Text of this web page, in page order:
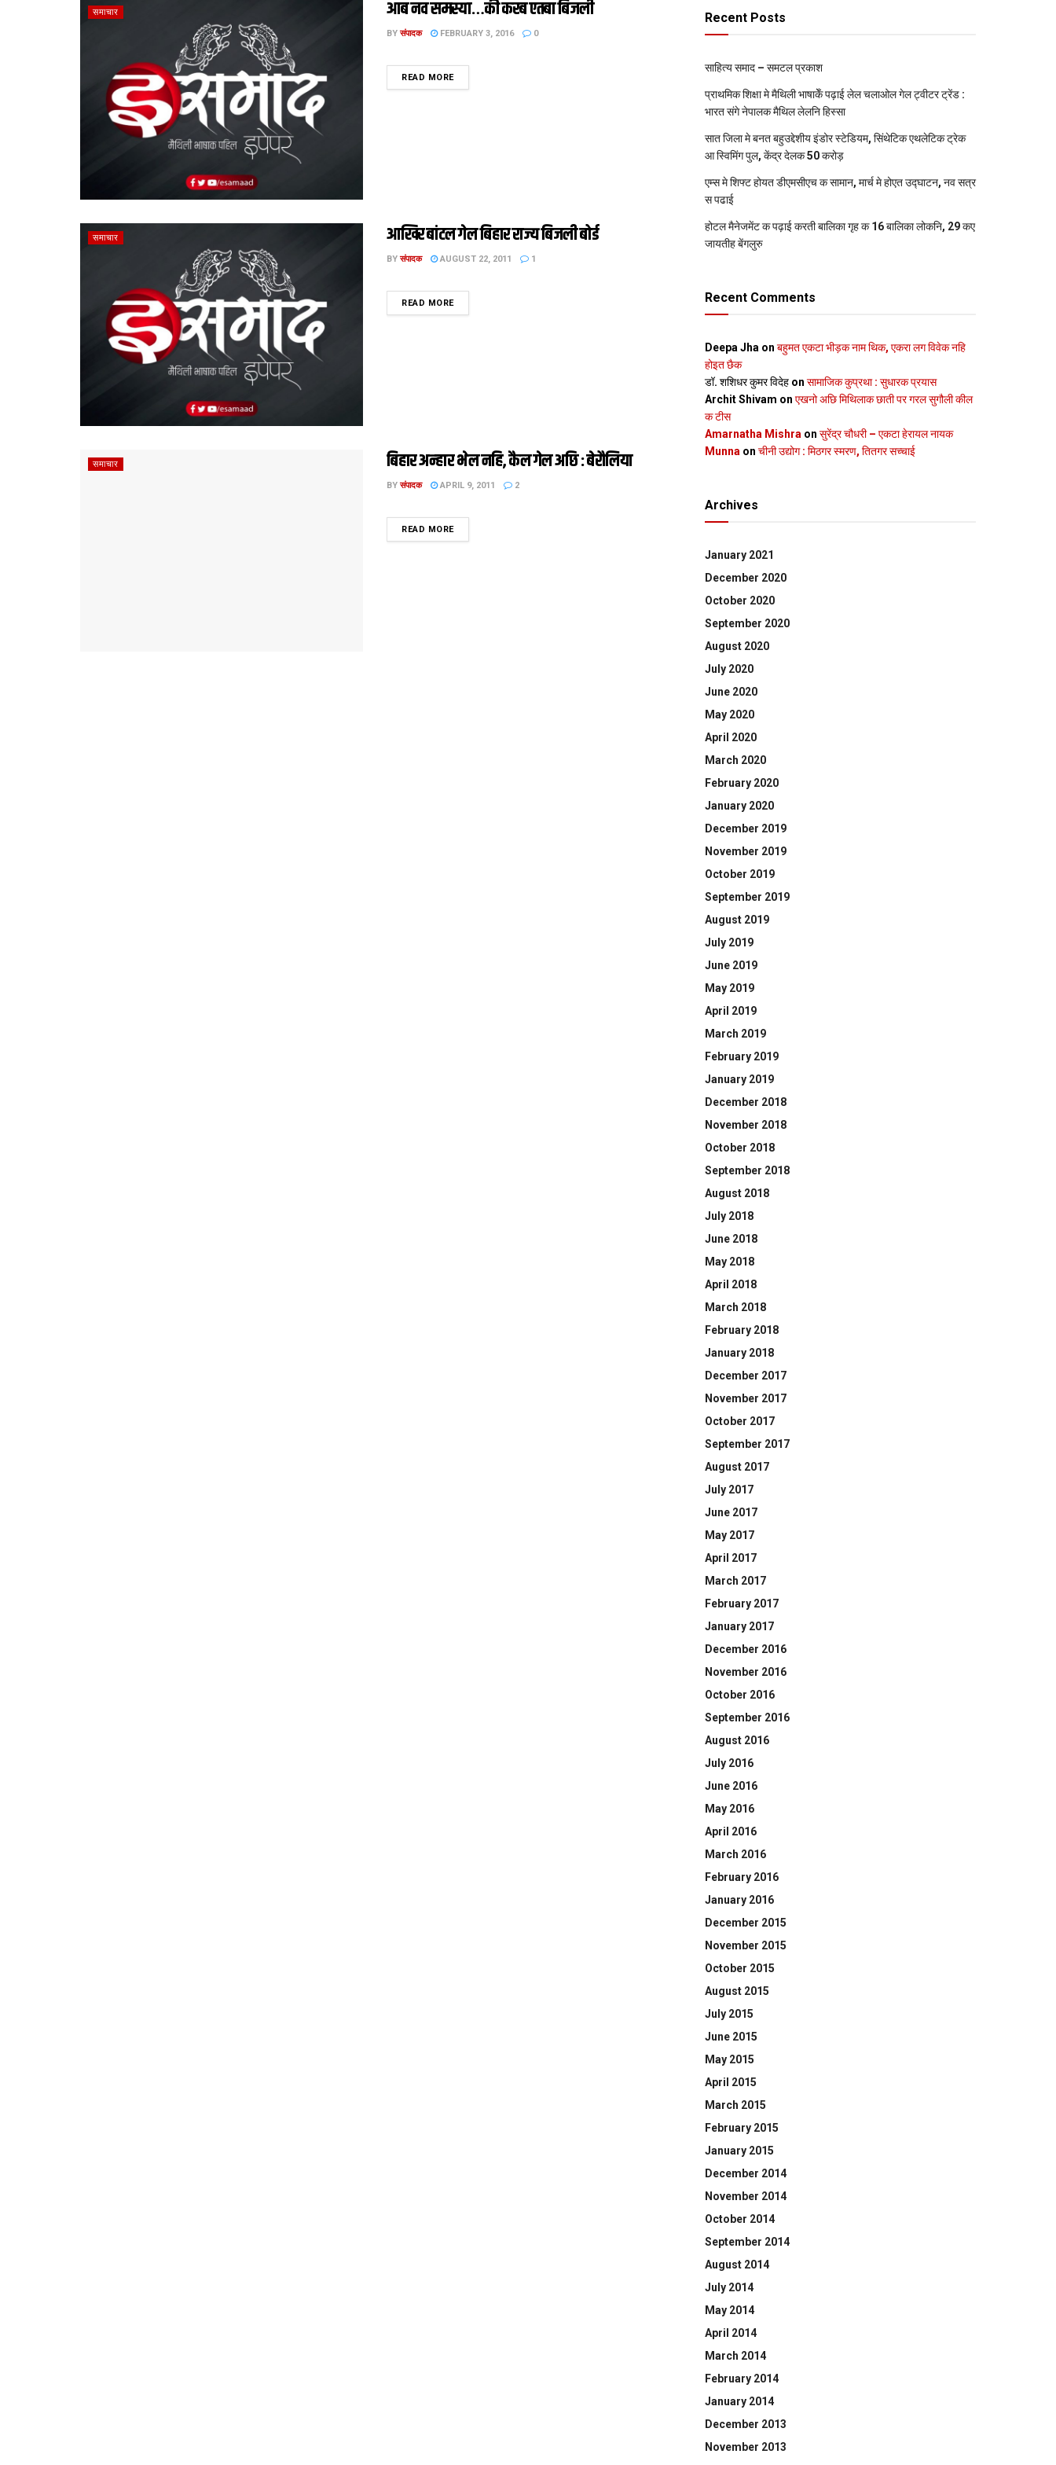
समाचार आब नव समस्या…की करब एतबा बिजली
BY संपादक FEBRUARY 3, 2016 0
READ MOREDETAILS
समाचार आखिर बांटल गेल बिहार राज्य बिजली बोर्ड
BY संपादक AUGUST 22, 2011 1
READ MOREDETAILS
समाचार बिहार अन्‍हार भेल नहि, कैल गेल अछि : बेरौलिया
BY संपादक APRIL 9, 2011 2
READ MOREDETAILS
Recent Posts
साहित्य समाद – समटल प्रकाश
प्राथमिक शि‍क्षा मे मैथि‍ली भाषाकेँ पढ़ाई लेल चलाओल गेल ट्वीटर ट्रेंड :
भारत संगे नेपालक मैथिल लेलनि हिस्सा
सात जिला मे बनत बहुउद्देशीय इंडोर स्‍टेडि‍यम, सिंथेटिक एथलेटिक ट्रेक
आ स्विमिंग पुल, केंद्र देलक 50 करोड़
एम्स मे शिफ्ट होयत डीएमसीएच क सामान, मार्च मे होएत उद्घाटन, नव सत्र
स पढाई
होटल मैनेजमेंट क पढ़ाई करती बालिका गृह क 16 बालिका लोकनि, 29 कए
जायतीह बेंगलुरु
Recent Comments
Deepa Jha on बहुमत एकटा भीड़क नाम थिक, एकरा लग विवेक नहि
होइत छैक
डॉ. शशिधर कुमर विदेह on सामाजिक कुप्रथा : सुधारक प्रयास
Archit Shivam on एखनो अछि मिथिलाक छाती पर गरल सुगौली कील
क टीस
Amarnatha Mishra on सुरेंद्र चौधरी – एकटा हेरायल नायक
Munna on चीनी उद्योग : मिठगर स्‍मरण, तितगर सच्‍चाई
Archives
January 2021
December 2020
October 2020
September 2020
August 2020
July 2020
June 2020
May 2020
April 2020
March 2020
February 2020
January 2020
December 2019
November 2019
October 2019
September 2019
August 2019
July 2019
June 2019
May 2019
April 2019
March 2019
February 2019
January 2019
December 2018
November 2018
October 2018
September 2018
August 2018
July 2018
June 2018
May 2018
April 2018
March 2018
February 2018
January 2018
December 2017
November 2017
October 2017
September 2017
August 2017
July 2017
June 2017
May 2017
April 2017
March 2017
February 2017
January 2017
December 2016
November 2016
October 2016
September 2016
August 2016
July 2016
June 2016
May 2016
April 2016
March 2016
February 2016
January 2016
December 2015
November 2015
October 2015
August 2015
July 2015
June 2015
May 2015
April 2015
March 2015
February 2015
January 2015
December 2014
November 2014
October 2014
September 2014
August 2014
July 2014
May 2014
April 2014
March 2014
February 2014
January 2014
December 2013
November 2013